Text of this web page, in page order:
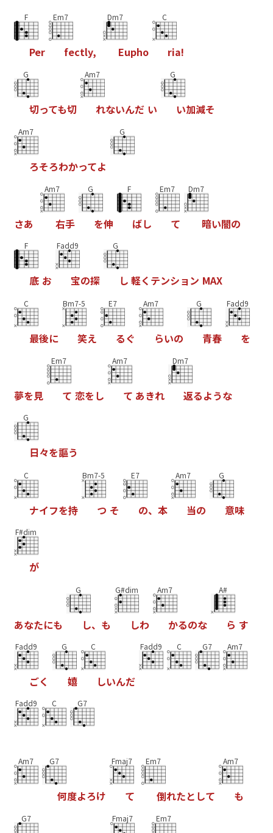
F
Per
Em7
fectly,
Dm7
Eupho
C
ria!
G
切っても切
Am7
れないんだ い
G
い加減そ
Am7
ろそろわかってよ
G
さあ
Am7
右手
G
を伸
F
ばし
Em7
て
Dm7
暗い闇の
F
底 お
Fadd9
宝の探
G
し 軽く テンショ ン MAX
C
最後に
Bm7-5
笑え
E7
るぐ
Am7
らいの
G
青春
Fadd9
を
夢を見
Em7
て 恋をし
Am7
て あきれ
Dm7
返るような
G
日々を謳う
C
ナイフを持
Bm7-5
つ そ
E7
の、 本
Am7
当の
G
意味
F#dim
が
あなたにも
G
し、 も
G#dim
しわ
Am7
かるのな
A#
ら す
Fadd9
ごく
G
嬉
C
しいんだ
Fadd9 C G7 Am7
Fadd9 C G7
Am7 G7
何度よろけ
Fmaj7
て
Em7
倒れたと して
Am7
も
G7 Fmaj7 Em7